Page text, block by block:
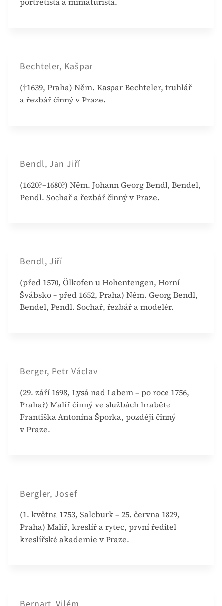
Bechteler, Kašpar
(†1639, Praha) Něm. Kaspar Bechteler, truhlář
a řezbář činný v Praze.
Bendl, Jan Jiří
(1620?–1680?) Něm. Johann Georg Bendl, Bendel,
Pendl. Sochař a řezbář činný v Praze.
Bendl, Jiří
(před 1570, Ölkofen u Hohentengen, Horní
Švábsko – před 1652, Praha) Něm. Georg Bendl,
Bendel, Pendl. Sochař, řezbář a modelér.
Berger, Petr Václav
(29. září 1698, Lysá nad Labem – po roce 1756,
Praha?) Malíř činný ve službách hraběte
Františka Antonína Šporka, později činný
v Praze.
Bergler, Josef
(1. května 1753, Salcburk – 25. června 1829,
Praha) Malíř, kreslíř a rytec, první ředitel
kreslířské akademie v Praze.